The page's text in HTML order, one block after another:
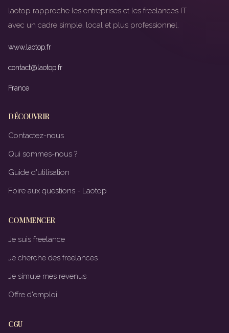
laotop rapproche les entreprises et les freelances IT
avec un cadre simple, local et plus professionnel.
www.laotop.fr
contact@laotop.fr
France
DÉCOUVRIR
Contactez-nous
Qui sommes-nous ?
Guide d'utilisation
Foire aux questions - Laotop
COMMENCER
Je suis freelance
Je cherche des freelances
Je simule mes revenus
Offre d'emploi
CGU